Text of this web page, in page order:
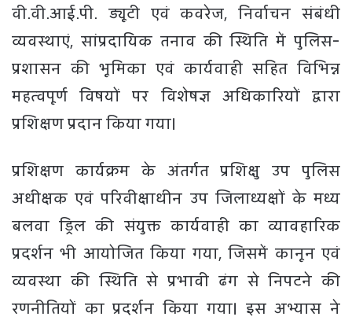
वी.वी.आई.पी. ड्यूटी एवं कवरेज, निर्वाचन संबंधी
व्यवस्थाएं, सांप्रदायिक तनाव की स्थिति में पुलिस-
प्रशासन की भूमिका एवं कार्यवाही सहित विभिन्न
महत्वपूर्ण विषयों पर विशेषज्ञ अधिकारियों द्वारा
प्रशिक्षण प्रदान किया गया।
प्रशिक्षण कार्यक्रम के अंतर्गत प्रशिक्षु उप पुलिस
अधीक्षक एवं परिवीक्षाधीन उप जिलाध्यक्षों के मध्य
बलवा ड्रिल की संयुक्त कार्यवाही का व्यावहारिक
प्रदर्शन भी आयोजित किया गया, जिसमें कानून एवं
व्यवस्था की स्थिति से प्रभावी ढंग से निपटने की
रणनीतियों का प्रदर्शन किया गया। इस अभ्यास ने